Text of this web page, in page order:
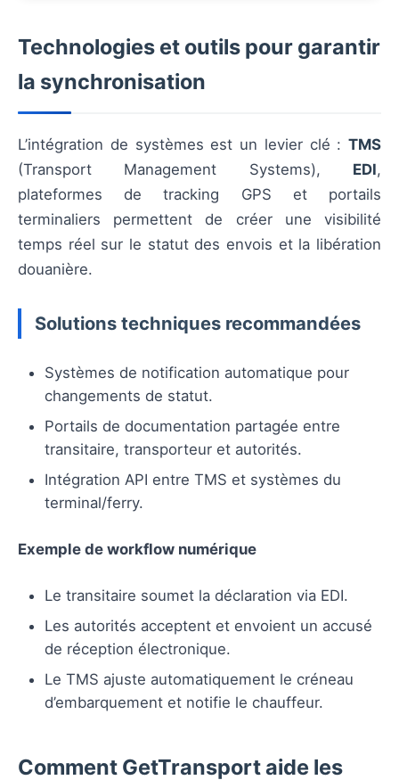
Technologies et outils pour garantir
la synchronisation
L’intégration de systèmes est un levier clé : TMS
(Transport Management Systems), EDI,
plateformes de tracking GPS et portails
terminaliers permettent de créer une visibilité
temps réel sur le statut des envois et la libération
douanière.
Solutions techniques recommandées
Systèmes de notification automatique pour
changements de statut.
Portails de documentation partagée entre
transitaire, transporteur et autorités.
Intégration API entre TMS et systèmes du
terminal/ferry.
Exemple de workflow numérique
Le transitaire soumet la déclaration via EDI.
Les autorités acceptent et envoient un accusé
de réception électronique.
Le TMS ajuste automatiquement le créneau
d’embarquement et notifie le chauffeur.
Comment GetTransport aide les